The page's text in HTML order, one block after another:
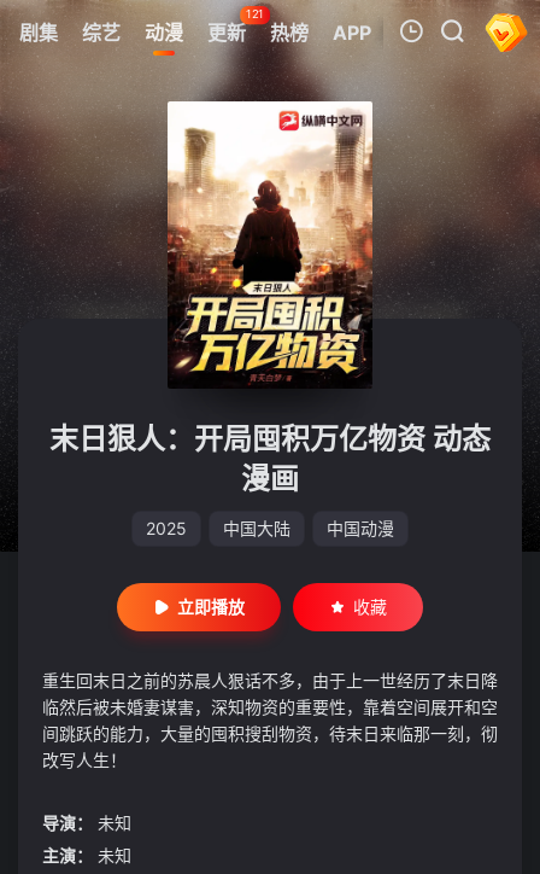
剧集 综艺 动漫 更新
121
热榜 APP
我的观影记录
暂无观看影片的记录
末日狠人：开局囤积万亿物资 动态
漫画
2025 中国大陆 中国动漫
立即播放 收藏
重生回末日之前的苏晨人狠话不多，由于上一世经历了末日降
临然后被未婚妻谋害，深知物资的重要性，靠着空间展开和空
间跳跃的能力，大量的囤积搜刮物资，待末日来临那一刻，彻
改写人生！
导演：
未知
主演：
未知